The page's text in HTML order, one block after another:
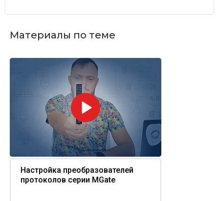
Материалы по теме
Настройка преобразователей
протоколов серии MGate